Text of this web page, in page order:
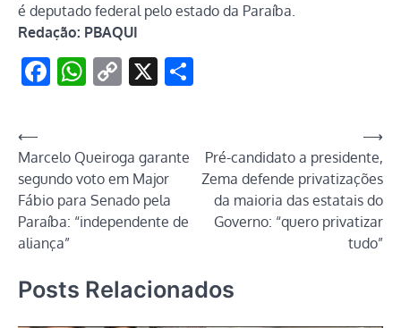
é deputado federal pelo estado da Paraíba.
Redação: PBAQUI
Facebook
WhatsApp
Copy
X
Navegação
de
Post
⟵
Marcelo Queiroga garante
segundo voto em Major
Fábio para Senado pela
Paraíba: “independente de
aliança”
Pré-candidato a presidente,
Zema defende privatizações
da maioria das estatais do
Governo: “quero privatizar
tudo”
⟶
Posts Relacionados